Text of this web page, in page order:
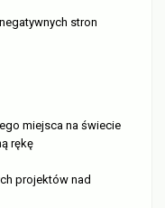
stron
miejsca na świecie
rękę
projektów nad